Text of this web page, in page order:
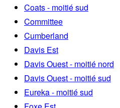
Coats - moitié sud
Committee
Cumberland
Davis Est
Davis Ouest - moitié nord
Davis Ouest - moitié sud
Eureka - moitié sud